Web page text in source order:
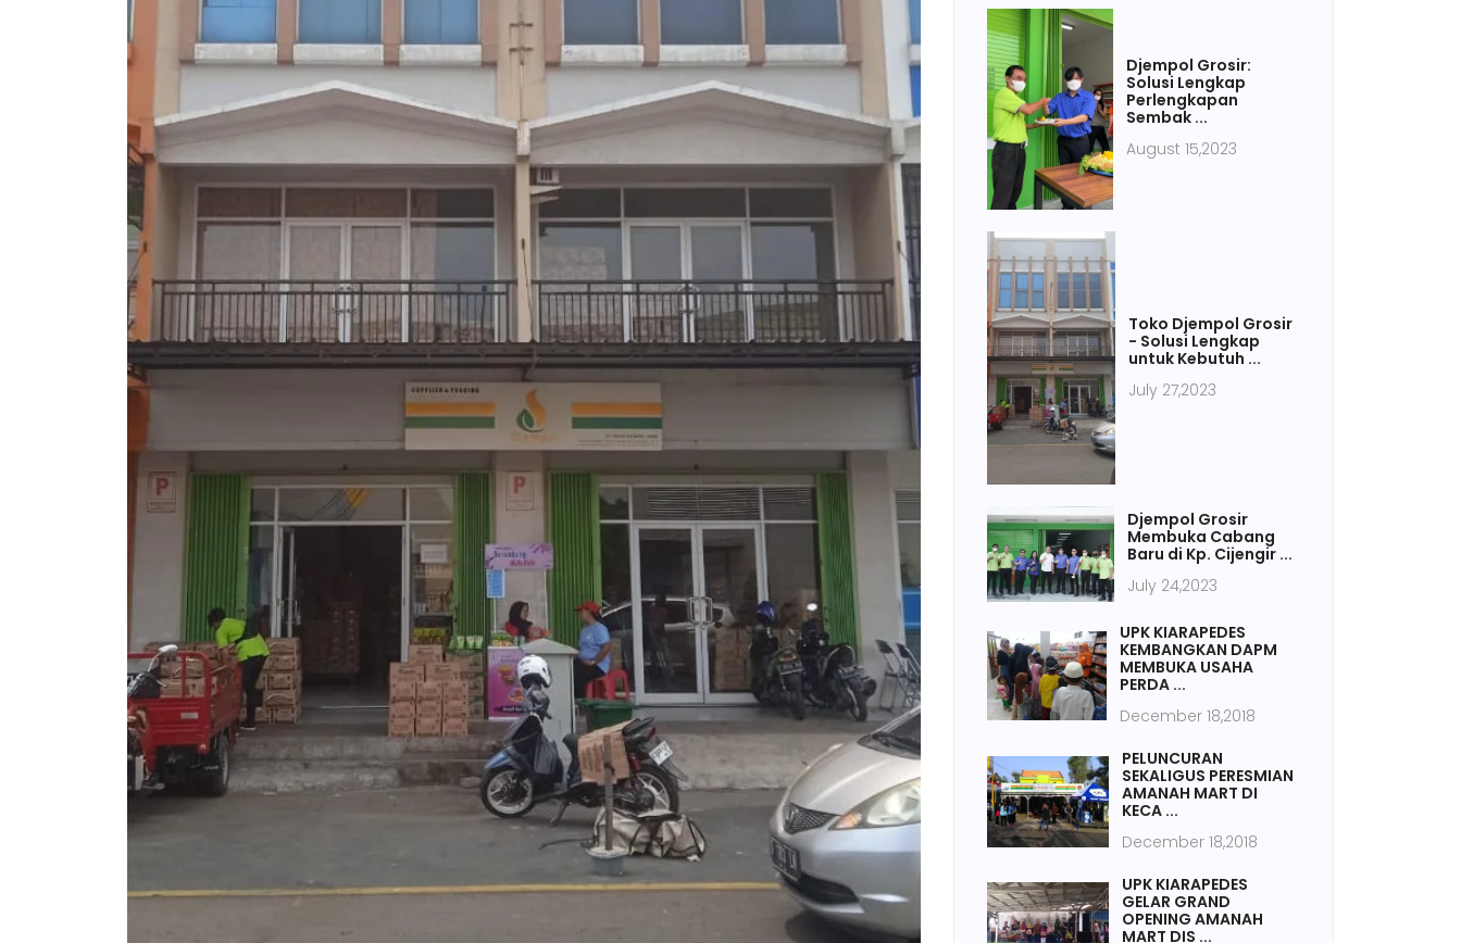
Djempol Grosir:
Solusi Lengkap
Perlengkapan
Sembak ...
August 15,2023
Toko Djempol Grosir
- Solusi Lengkap
untuk Kebutuh ...
July 27,2023
Djempol Grosir
Membuka Cabang
Baru di Kp. Cijengir ...
July 24,2023
UPK KIARAPEDES
KEMBANGKAN DAPM
MEMBUKA USAHA
PERDA ...
December 18,2018
PELUNCURAN
SEKALIGUS PERESMIAN
AMANAH MART DI
KECA ...
December 18,2018
UPK KIARAPEDES
GELAR GRAND
OPENING AMANAH
MART DIS ...